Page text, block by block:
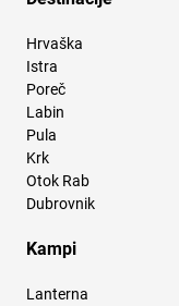
Hrvaška
Istra
Poreč
Labin
Pula
Krk
Otok Rab
Dubrovnik
Kampi
Lanterna